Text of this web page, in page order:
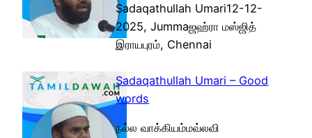
Sadaqathullah Umari12-12-
2025, Jummaஜஹ்ரா மஸ்ஜித்
இராயபுரம், Chennai
Sadaqathullah Umari – Good
words
நல்ல வாக்கியம்மவ்லவி